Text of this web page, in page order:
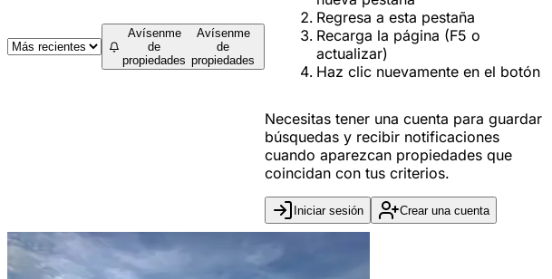
Avísenme
de
propiedades
Avísenme
de
propiedades
Regresa a esta pestaña
Recarga la página (F5 o
actualizar)
Haz clic nuevamente en el botón
Necesitas tener una cuenta para guardar
búsquedas y recibir notificaciones
cuando aparezcan propiedades que
coincidan con tus criterios.
Iniciar sesión Crear una cuenta